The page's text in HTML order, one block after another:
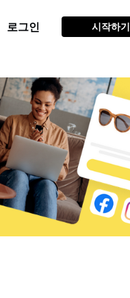
로그인 시작하기